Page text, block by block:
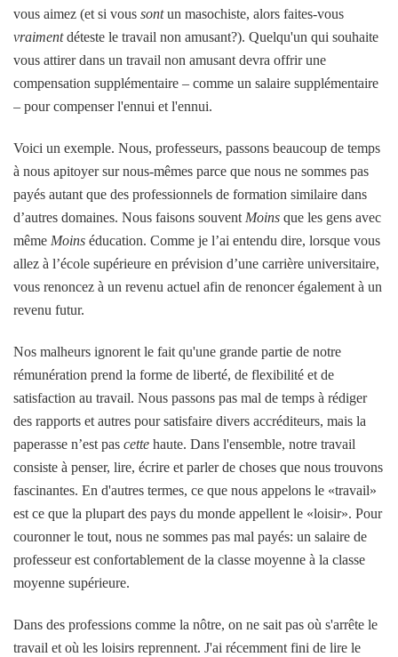
vous aimez (et si vous sontun masochiste, alors faites-vous
vraimentdéteste le travail non amusant?). Quelqu'un qui souhaite
vous attirer dans un travail non amusant devra offrir une
compensation supplémentaire – comme un salaire supplémentaire
– pour compenser l'ennui et l'ennui.
Voici un exemple. Nous, professeurs, passons beaucoup de temps
à nous apitoyer sur nous-mêmes parce que nous ne sommes pas
payés autant que des professionnels de formation similaire dans
d’autres domaines. Nous faisons souvent Moins que les gens avec
même Moins éducation. Comme je l’ai entendu dire, lorsque vous
allez à l’école supérieure en prévision d’une carrière universitaire,
vous renoncez à un revenu actuel afin de renoncer également à un
revenu futur.
Nos malheurs ignorent le fait qu'une grande partie de notre
rémunération prend la forme de liberté, de flexibilité et de
satisfaction au travail. Nous passons pas mal de temps à rédiger
des rapports et autres pour satisfaire divers accréditeurs, mais la
paperasse n’est pas cette haute. Dans l'ensemble, notre travail
consiste à penser, lire, écrire et parler de choses que nous trouvons
fascinantes. En d'autres termes, ce que nous appelons le «travail»
est ce que la plupart des pays du monde appellent le «loisir». Pour
couronner le tout, nous ne sommes pas mal payés: un salaire de
professeur est confortablement de la classe moyenne à la classe
moyenne supérieure.
Dans des professions comme la nôtre, on ne sait pas où s'arrête le
travail et où les loisirs reprennent. J'ai récemment fini de lire le